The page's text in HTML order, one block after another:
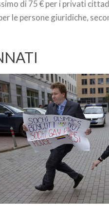
di 75 € per i privati
le persone giuridiche,